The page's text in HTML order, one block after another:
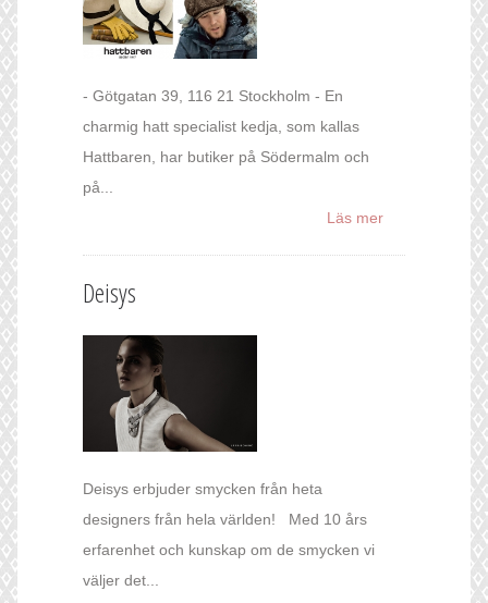
- Götgatan 39, 116 21 Stockholm - En
charmig hatt specialist kedja, som kallas
Hattbaren, har butiker på Södermalm och
på...
Läs mer
Deisys
Deisys erbjuder smycken från heta
designers från hela världen! Med 10 års
erfarenhet och kunskap om de smycken vi
väljer det...